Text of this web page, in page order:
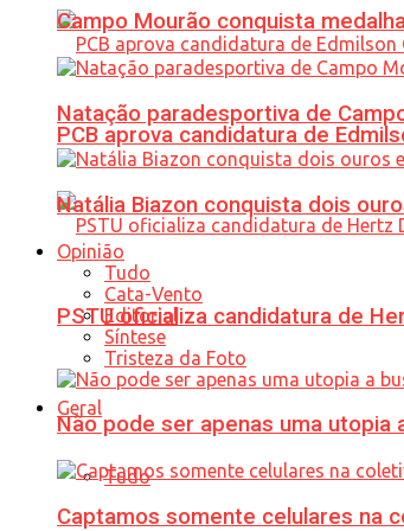
PCB aprova candidatura de
PSTU oficializa candidatura de
Geral
Tudo
Campo Mourão conquista
Natação paradesportiva de
Natália Biazon conquista dois
Opinião
Tudo
Cata-Vento
Editorial
Síntese
Tristeza da Foto
Não pode ser apenas uma
Captamos somente celulares na